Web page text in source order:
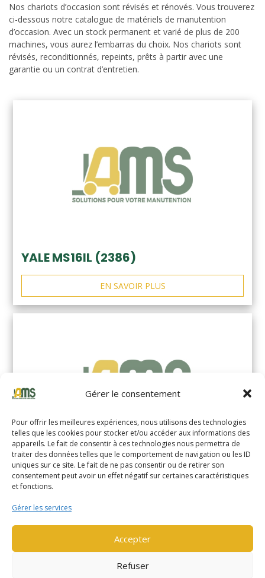
Gérer le consentement
Pour offrir les meilleures expériences, nous utilisons des technologies
telles que les cookies pour stocker et/ou accéder aux informations des
appareils. Le fait de consentir à ces technologies nous permettra de
traiter des données telles que le comportement de navigation ou les ID
uniques sur ce site. Le fait de ne pas consentir ou de retirer son
consentement peut avoir un effet négatif sur certaines caractéristiques
et fonctions.
Gérer les services
Accepter
Refuser
Nos chariots d’occasion sont révisés et rénovés. Vous trouverez
ci-dessous notre catalogue de matériels de manutention
d’occasion. Avec un stock permanent et varié de plus de 200
machines, vous aurez l’embarras du choix. Nos chariots sont
révisés, reconditionnés, repeints, prêts à partir avec une
garantie ou un contrat d’entretien.
YALE MS16IL (2386)
EN SAVOIR PLUS
YALE MS14XIL (2510)